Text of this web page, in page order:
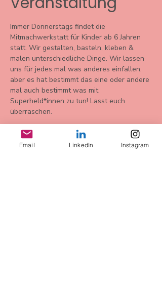
Immer Donnerstags findet die
Mitmachwerkstatt für Kinder ab 6 Jahren
statt. Wir gestalten, basteln, kleben &
malen unterschiedliche Dinge. Wir lassen
uns für jedes mal was anderes einfallen,
aber es hat bestimmt das eine oder andere
mal auch bestimmt was mit
Superheld*innen zu tun! Lasst euch
überraschen.
Email LinkedIn Instagram